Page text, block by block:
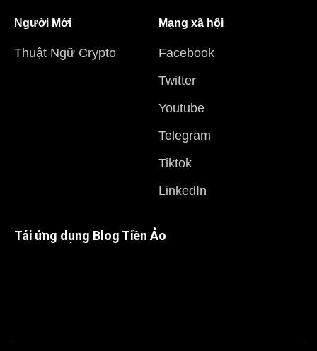
Người Mới
Thuật Ngữ Crypto
Mạng xã hội
Facebook
Twitter
Youtube
Telegram
Tiktok
LinkedIn
Tải ứng dụng Blog Tiền Ảo